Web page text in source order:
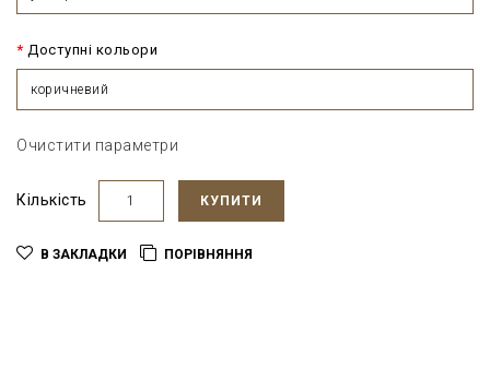
Доступні кольори
коричневий
Очистити параметри
Кількість КУПИТИ
В ЗАКЛАДКИ ПОРІВНЯННЯ